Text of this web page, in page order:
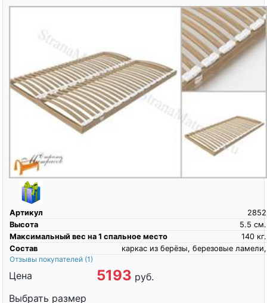
Артикул
2852
Высота
см.
5.5
Максимальный вес на 1 спальное место
кг.
140
Состав
каркас из берёзы, березовые ламели,
Отзывы покупателей (1)
Цена 5193 руб.
Выбрать размер